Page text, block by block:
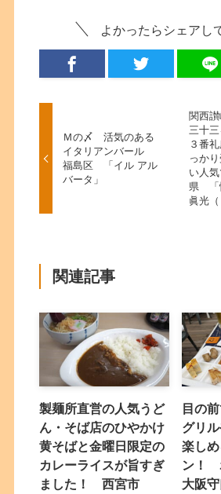
よかったらシェアし
Ｍの〆 活気のある
イタリアンバール
福島区 「イル アル
バータ」
関西
三十
３番
っか
い人
県 「
眞光（
関連記事
製麺所直営の人気うど
ん・そば店のひやかけ
黄そばと金曜日限定の
カレーライスが旨すぎ
ました！ 西宮市
目の
グリ
楽し
ン！
大阪